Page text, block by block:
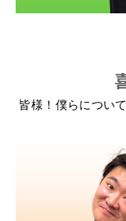
皆様！ 僕らについ